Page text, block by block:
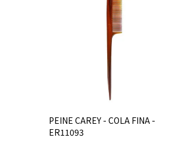
PEINE CAREY - COLA FINA -
ER11093